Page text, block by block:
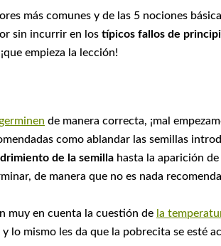
más comunes y de las 5 nociones
sin incurrir en los típicos fallos de
empieza la lección!
de manera correcta, ¡mal
como ablandar las semillas
de la semilla hasta la aparición
de manera que no es nada
muy en cuenta la cuestión de la
lo mismo les da que la pobrecita se esté